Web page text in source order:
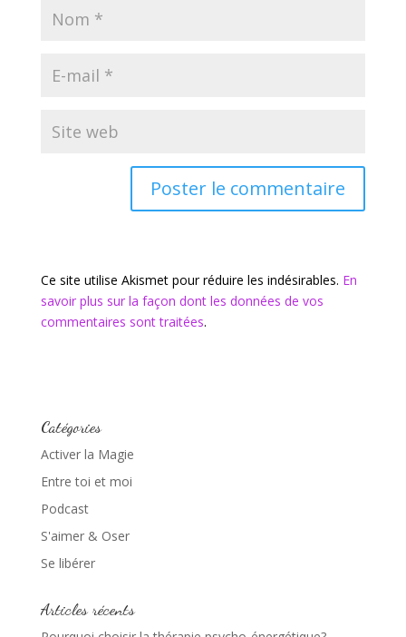
Ce site utilise Akismet pour réduire les indésirables. En
savoir plus sur la façon dont les données de vos
commentaires sont traitées.
Catégories
Activer la Magie
Entre toi et moi
Podcast
S'aimer & Oser
Se libérer
Articles récents